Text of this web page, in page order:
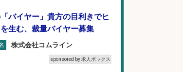
バイヤー」貴方の目利きでヒ
生む、裁量バイヤー募集
株式会社コムライン
sponsored by 求人ボックス